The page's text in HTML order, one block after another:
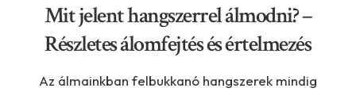
Mit jelent hangszerrel álmodni? –
Részletes álomfejtés és értelmezés
Az álmainkban felbukkanó hangszerek mindig